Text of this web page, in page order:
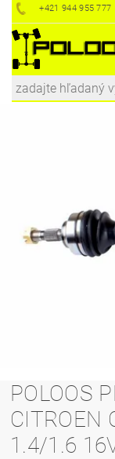
+421 944 955 777
POLOOS
CITROEN
1.4/1.6